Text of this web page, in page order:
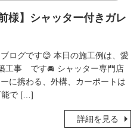
様】シャッター付きガレ
ログです😊 本日の施工例は、愛
工事 です🚘 シャッター専門店
に携わる、外構、カーポートは
能で […]
詳細を見る